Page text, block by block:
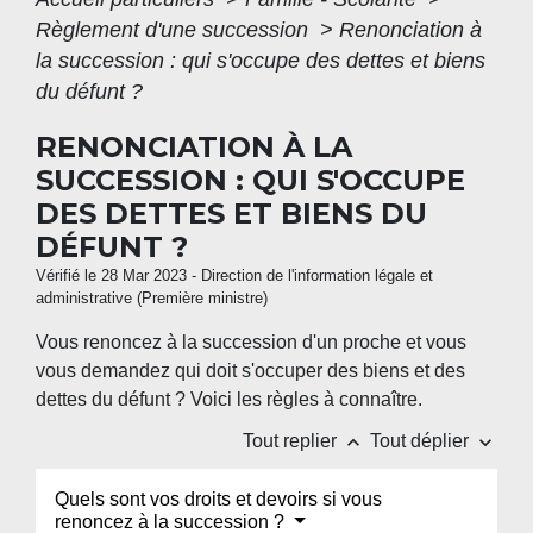
Règlement d'une succession > Renonciation à
la succession : qui s'occupe des dettes et biens
du défunt ?
RENONCIATION À LA
SUCCESSION : QUI S'OCCUPE
DES DETTES ET BIENS DU
DÉFUNT ?
Vérifié le 28 Mar 2023 - Direction de l'information légale et
administrative (Première ministre)
Vous renoncez à la succession d'un proche et vous
vous demandez qui doit s'occuper des biens et des
dettes du défunt ? Voici les règles à connaître.
Tout replier keyboard_arrow_up Tout déplier keyboard_arrow_down
Quels sont vos droits et devoirs si vous
renoncez à la succession ?